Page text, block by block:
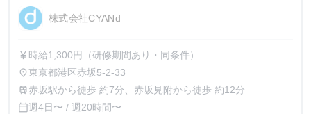
下
株式会社CYANd
currency_yen 時給1,300円（研修期間あり・同条件）
place東京都港区赤坂5-2-33
train赤坂駅から徒歩 約7分、赤坂見附から徒歩 約12分
calendar_today週4日〜 / 週20時間〜